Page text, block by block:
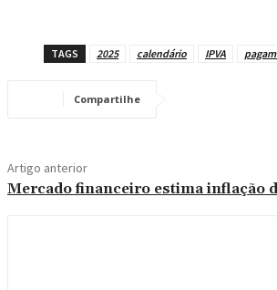
TAGS 2025 calendário IPVA
Compartilhe
Artigo anterior
Mercado financeiro estima inflação